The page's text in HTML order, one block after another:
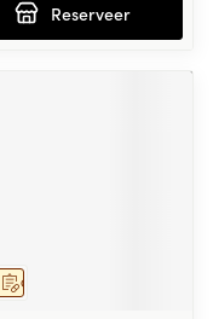
Reserveer
Op voorschrift